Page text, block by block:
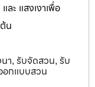
ละ แสงเงาเพื่อ
น
า, รับจัดสวน, รับ
อกแบบสวน